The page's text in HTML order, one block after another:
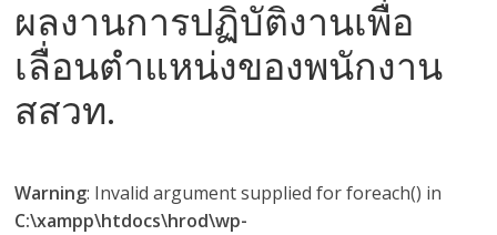
ผลงานการปฏิบัติงานเพื่อ
เลื่อนตำแหน่งของพนักงาน
สสวท.
Warning: Invalid argument supplied for foreach() in
C:\xampp\htdocs\hrod\wp-